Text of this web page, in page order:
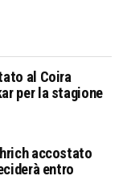
al Coira
per la stagione
accostato
entro